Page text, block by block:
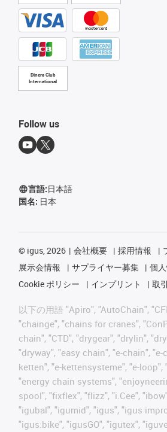
Diners Club
International
Follow us
言語:日本語
国名: 日本
© igus, 2026 会社概要 採用情報
展示会情報
サプライヤー募集
個
Cookie ポリシー
インプリント 取
以下の用語 "Apiro", "AutoChain",
"chainge", "chains for cranes",
chain", "CTD", "drygear", "drylin",
"dryway", "easy chain", "e-chain",
ketten", "e-kettensysteme", "e-loop",
"energy chain systems",
spool", "fixflex", "flizz", "i.Cee",
"igubal", "igumid", "igus", "igus
"igus:bike", "igusGO", "igutex",